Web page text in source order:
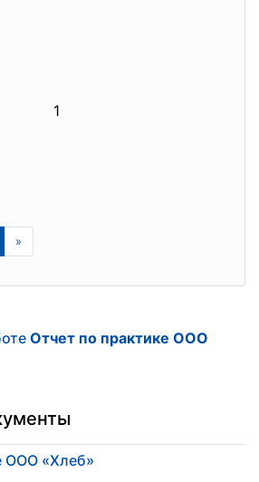
1
»
Отчет по практике ООО
ООО «Хлеб»